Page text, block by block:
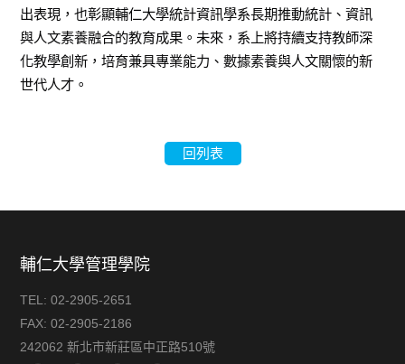
出表現，也彰顯輔仁大學統計資訊學系長期推動統計、資訊
與人文素養融合的教育成果。未來，系上將持續支持教師深
化教學創新，培育兼具專業能力、數據素養與人文關懷的新
世代人才。
回列表
輔仁大學管理學院
TEL:02-2905-2651
FAX:02-2905-2186
242062 新北市新莊區中正路510號